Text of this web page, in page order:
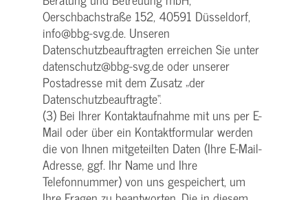
Oerschbachstraße 152, 40591 Düsseldorf,
info@bbg-svg.de. Unseren
Datenschutzbeauftragten erreichen Sie unter
datenschutz@bbg-svg.de oder unserer
Postadresse mit dem Zusatz „der
Datenschutzbeauftragte“.
(3) Bei Ihrer Kontaktaufnahme mit uns per E-
Mail oder über ein Kontaktformular werden
die von Ihnen mitgeteilten Daten (Ihre E-Mail-
Adresse, ggf. Ihr Name und Ihre
Telefonnummer) von uns gespeichert, um